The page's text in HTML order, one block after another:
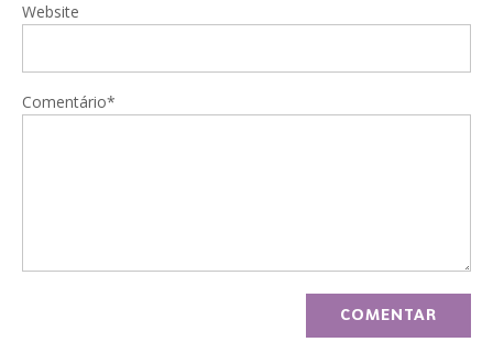
Website
Comentário*